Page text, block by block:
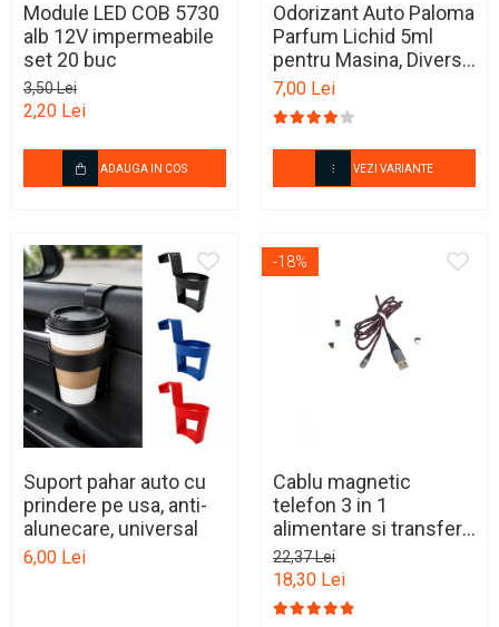
Module LED COB 5730
alb 12V impermeabile
set 20 buc
3,50 Lei
2,20 Lei
ADAUGA IN COS
Odorizant Auto Paloma
Parfum Lichid 5ml
pentru Masina, Diverse
Arome
7,00 Lei
VEZI VARIANTE
Suport pahar auto cu
prindere pe usa, anti-
alunecare, universal
6,00 Lei
-18%
Cablu magnetic
telefon 3 in 1
alimentare si transfer
date universal cu 3
capete
22,37 Lei
18,30 Lei